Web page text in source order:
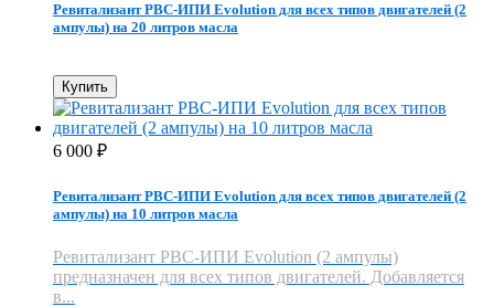
Ревитализант РВС-ИПИ Evolution для всех типов двигателей (2
ампулы) на 20 литров масла
Купить
6 000 ₽
Ревитализант РВС-ИПИ Evolution для всех типов двигателей (2
ампулы) на 10 литров масла
Ревитализант РВС-ИПИ Evolution (2 ампулы)
предназначен для всех типов двигателей. Добавляется
в...